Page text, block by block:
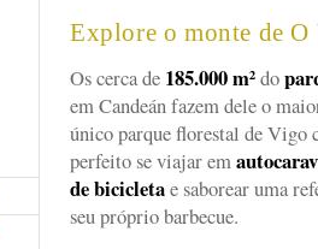
Explore o monte de
Os cerca de 185.000 m²do
em Candeán fazem dele o
único parque florestal de Vigo
perfeito se viajar em
de bicicletae saborear uma
seu próprio barbecue.